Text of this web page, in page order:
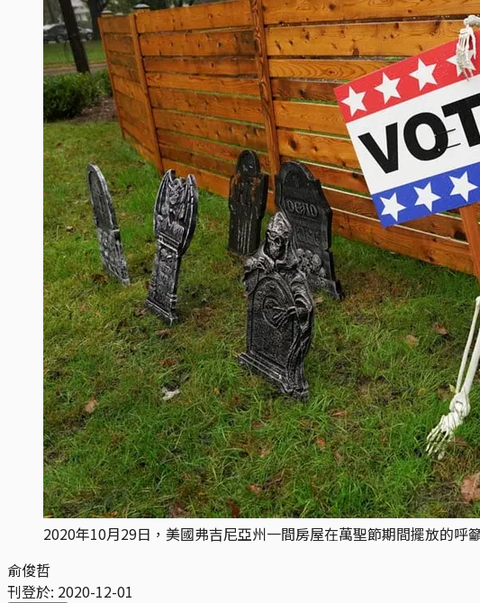
2020年10月29日，美國弗吉尼亞州一間房屋在萬聖節期間擺放的呼
俞俊哲
刊登於: 2020-12-01